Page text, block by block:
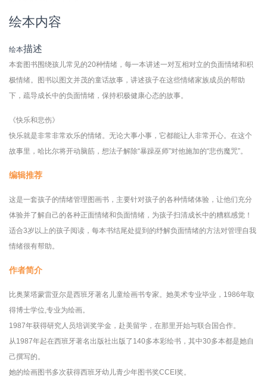
绘本内容
绘本描述
本套图书围绕孩儿常见的20种情绪，每一本讲述一对互相对立的负面情绪和积
极情绪。图书以图文并茂的童话故事，讲述孩子在这些情绪家族成员的帮助
下，疏导成长中的负面情绪，保持积极健康心态的故事。
《快乐和悲伤》
快乐就是非常非常欢乐的情绪。无论大事小事，它都能让人非常开心。在这个
故事里，哈比尔将开动脑筋，想法子解除“暴躁巫师”对他施加的“悲伤魔咒”。
编辑推荐
这是一套孩子的情绪管理图画书，主要针对孩子的各种情绪体验，让他们充分
体验并了解自己的各种正面情绪和负面情绪，为孩子扫清成长中的糟糕感觉！
适合3岁以上的孩子阅读，每本书结尾处提到的纾解负面情绪的方法对管理自我
情绪很有帮助。
作者简介
比奥莱塔蒙雷亚尔是西班牙著名儿童绘画书专家。她美术专业毕业，1986年取
得博士学位,专业为绘画。
1987年获得研究人员培训奖学金，赴美留学，在那里开始与联合国合作。
从1987年起在西班牙著名出版社出版了140多本彩绘书，其中30多本都是她自
己撰写的。
她的绘画图书多次获得西班牙幼儿青少年图书奖CCEI奖。